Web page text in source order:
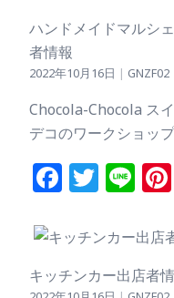
ハンドメイドマルシ
者情報
2022年10月16日 | GNZF02
Chocola-Chocola ス
デコのワークショッ
キッチンカー出店者